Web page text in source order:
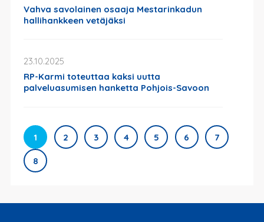
Vahva savolainen osaaja Mestarinkadun
hallihankkeen vetäjäksi
23.10.2025
RP-Karmi toteuttaa kaksi uutta
palveluasumisen hanketta Pohjois-Savoon
1 2 3 4 5 6 7
8